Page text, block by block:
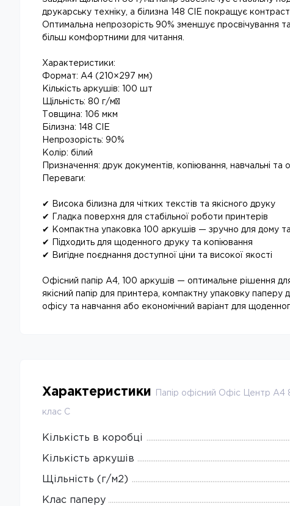
друкарську техніку, а білизна 148 CIE покращує
Оптимальна непрозорість 90% зменшує просвічування
більш комфортними для читання.
Характеристики:
Формат: A4 (210×297 мм)
Кількість аркушів: 100 шт
Щільність: 80 г/м²
Товщина: 106 мкм
Білизна: 148 CIE
Непрозорість: 90%
Колір: білий
Призначення: друк документів, копіювання, навчальні та
Переваги:
✔ Висока білизна для чітких текстів та якісного друку
✔ Гладка поверхня для стабільної роботи принтерів
✔ Компактна упаковка 100 аркушів — зручно для дому та
✔ Підходить для щоденного друку та копіювання
✔ Вигідне поєднання доступної ціни та високої якості
Офісний папір A4, 100 аркушів — оптимальне рішення
якісний папір для принтера, компактну упаковку паперу
офісу та навчання або економічний варіант для
Характеристики Папір офісний Офіс Центр А4
клас С
Кількість в коробці
Кількість аркушів
Щільність (г/м2)
Клас паперу
для нотаток
Класика 400 арк.
Файл Офіс Центр А4+ 30мкм
99.99